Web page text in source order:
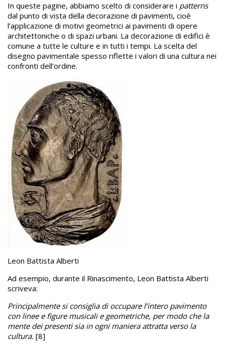
In queste pagine, abbiamo scelto di considerare i patterns
dal punto di vista della decorazione di pavimenti, cioè
l’applicazione di motivi geometrici ai pavimenti di opere
architettoniche o di spazi urbani. La decorazione di edifici è
comune a tutte le culture e in tutti i tempi. La scelta del
disegno pavimentale spesso riflette i valori di una cultura nei
confronti dell’ordine.
Leon Battista Alberti
Ad esempio, durante il Rinascimento, Leon Battista Alberti
scriveva:
Principalmente si consiglia di occupare l’intero pavimento
con linee e figure musicali e geometriche, per modo che la
mente dei presenti sia in ogni maniera attratta verso la
cultura. [8]